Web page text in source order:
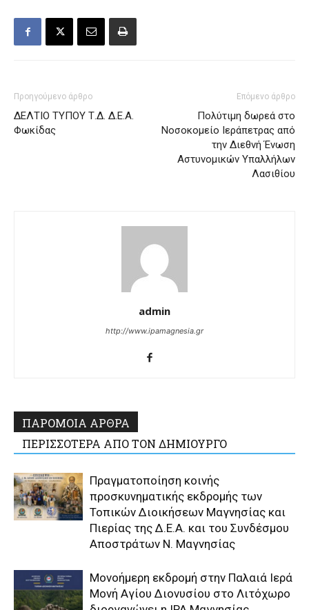
Προηγούμενο άρθρο
ΔΕΛΤΙΟ ΤΥΠΟΥ Τ.Δ. Δ.Ε.Α.
Φωκίδας
Επόμενο άρθρο
Πολύτιμη δωρεά στο
Νοσοκομείο Ιεράπετρας από
την Διεθνή Ένωση
Αστυνομικών Υπαλλήλων
Λασιθίου
admin
http://www.ipamagnesia.gr
ΠΑΡΟΜΟΙΑ ΑΡΘΡΑ
ΠΕΡΙΣΣΟΤΕΡΑ ΑΠΟ ΤΟΝ ΔΗΜΙΟΥΡΓΟ
Πραγματοποίηση κοινής
προσκυνηματικής εκδρομής των
Τοπικών Διοικήσεων Μαγνησίας και
Πιερίας της Δ.Ε.Α. και του Συνδέσμου
Αποστράτων Ν. Μαγνησίας
Μονοήμερη εκδρομή στην Παλαιά Ιερά
Μονή Αγίου Διονυσίου στο Λιτόχωρο